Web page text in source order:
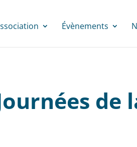
Évènements